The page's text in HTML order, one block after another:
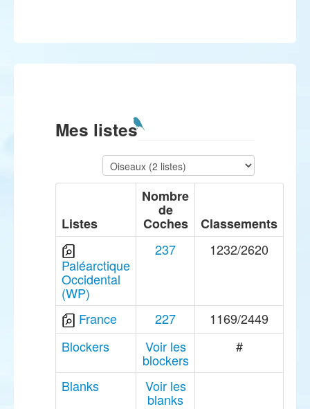
Mes listes
Listes
Nombre
de
Coches Classements
Paléarctique
Occidental
(WP)
237 1232/2620
France 227
1169/2449
Blockers
Voir les
blockers
#
Blanks Voir les
blanks